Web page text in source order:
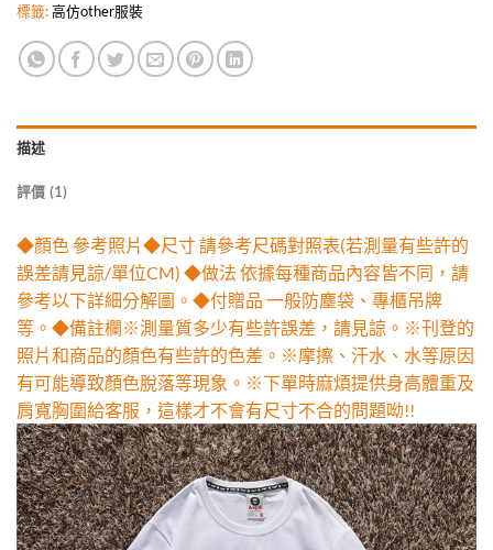
標籤:高仿other服裝
描述
評價 (1)
◆顏色 參考照片◆尺寸 請參考尺碼對照表(若測量有些許的
誤差請見諒/單位CM) ◆做法 依據每種商品內容皆不同，請
參考以下詳細分解圖。◆付贈品 一般防塵袋、專櫃吊牌
等。◆備註欄※測量質多少有些許誤差，請見諒。※刊登的
照片和商品的顏色有些許的色差。※摩擦、汗水、水等原因
有可能導致顏色脫落等現象。※下單時麻煩提供身高體重及
肩寬胸圍給客服，這樣才不會有尺寸不合的問題呦!!